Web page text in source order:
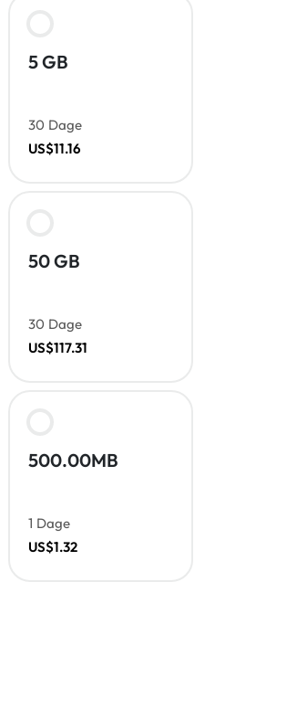
5 GB
30 Dage
US$11.16
50 GB
30 Dage
US$117.31
500.00MB
1 Dage
US$1.32